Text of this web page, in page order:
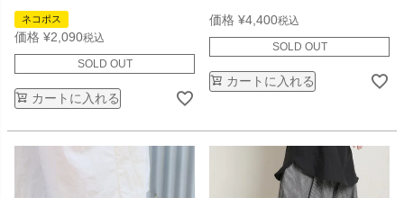
ネコポス
価格 ¥2,090税込
SOLD OUT
カートに入れる
価格 ¥4,400税込
SOLD OUT
カートに入れる